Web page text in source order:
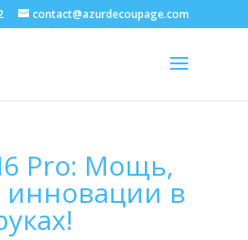
contact@azurdecoupage.com
Pro: Мощь,
инновации в